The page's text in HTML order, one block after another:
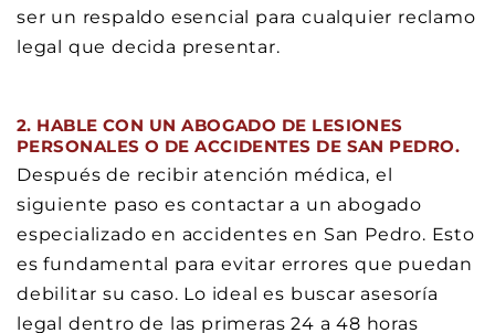
ser un respaldo esencial para cualquier reclamo
legal que decida presentar.
2. HABLE CON UN ABOGADO DE LESIONES
PERSONALES O DE ACCIDENTES DE SAN PEDRO.
Después de recibir atención médica, el
siguiente paso es contactar a un abogado
especializado en accidentes en San Pedro. Esto
es fundamental para evitar errores que puedan
debilitar su caso. Lo ideal es buscar asesoría
legal dentro de las primeras 24 a 48 horas